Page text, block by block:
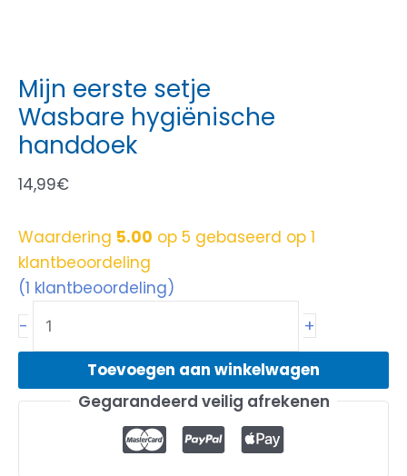
Mijn eerste setje
Wasbare hygiënische
handdoek
14,99€
Waardering 5.00 op 5 gebaseerd op 1
klantbeoordeling
(1 klantbeoordeling)
-
+
Toevoegen aan winkelwagen
Gegarandeerd veilig afrekenen